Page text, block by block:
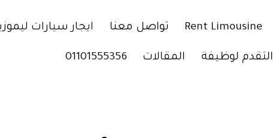
Rent Limousine تواصل معنا ايجار سيارات
التقدم لوظيفة المقالات 01101555356